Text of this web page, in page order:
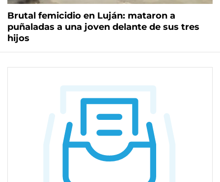
Brutal femicidio en Luján: mataron a
puñaladas a una joven delante de sus tres
hijos